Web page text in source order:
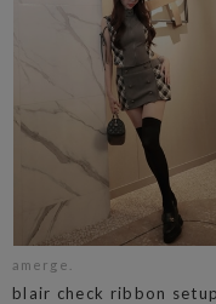
amerge.
blair check ribbon setup